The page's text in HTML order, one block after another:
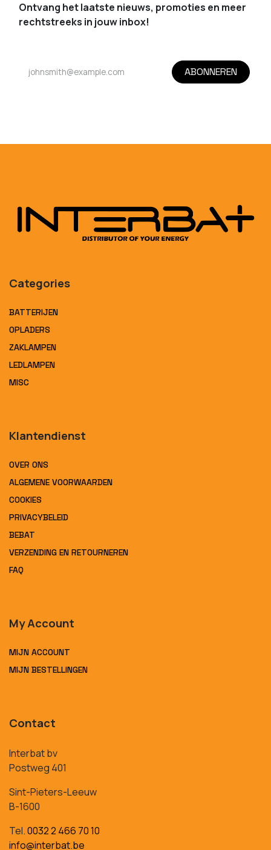
Ontvang het laatste nieuws, promoties en meer
rechtstreeks in jouw inbox!
ABONNEREN
Categories
BATTERIJEN
OPLADERS
ZAKLAMPEN
LEDLAMPEN
MISC
Klantendienst
OVER ONS
ALGEMENE VOORWAARDEN
COOKIES
PRIVACYBELEID
BEBAT
VERZENDING EN RETOURNEREN
FAQ
My Account
MIJN ACCOUNT
MIJN BESTELLINGEN
Contact
Interbat bv
Postweg 401
Sint-Pieters-Leeuw
B-1600
Tel.0032 2 466 70 10
info@interbat.be